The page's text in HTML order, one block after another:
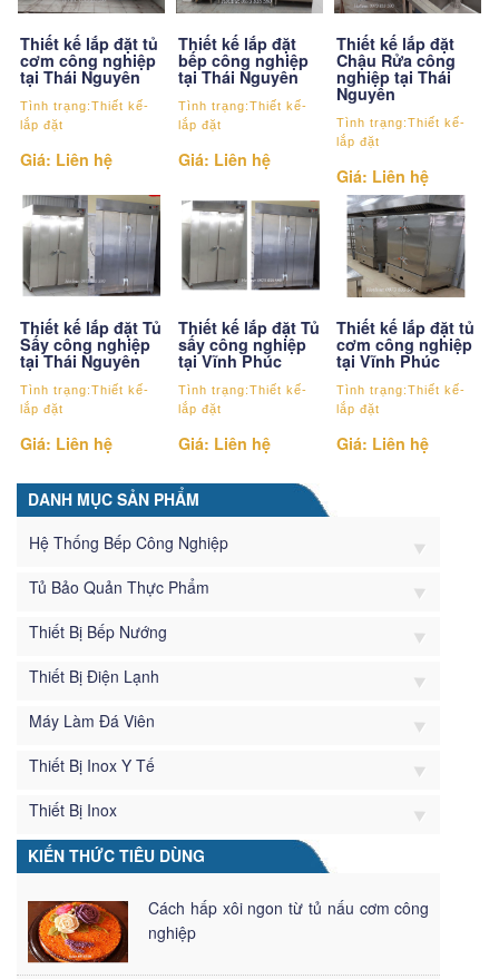
Thiết kế lắp đặt tủ
cơm công nghiệp
tại Thái Nguyên
Tình trạng:Thiết kế-
lắp đặt
Giá: Liên hệ
Thiết kế lắp đặt
bếp công nghiệp
tại Thái Nguyên
Tình trạng:Thiết kế-
lắp đặt
Giá: Liên hệ
Thiết kế lắp đặt
Chậu Rửa công
nghiệp tại Thái
Nguyên
Tình trạng:Thiết kế-
lắp đặt
Giá: Liên hệ
Thiết kế lắp đặt Tủ
Sấy công nghiệp
tại Thái Nguyên
Tình trạng:Thiết kế-
lắp đặt
Giá: Liên hệ
Thiết kế lắp đặt Tủ
sấy công nghiệp
tại Vĩnh Phúc
Tình trạng:Thiết kế-
lắp đặt
Giá: Liên hệ
Thiết kế lắp đặt tủ
cơm công nghiệp
tại Vĩnh Phúc
Tình trạng:Thiết kế-
lắp đặt
Giá: Liên hệ
DANH MỤC SẢN PHẨM
Hệ Thống Bếp Công Nghiệp
Tủ Bảo Quản Thực Phẩm
Thiết Bị Bếp Nướng
Thiết Bị Điện Lạnh
Máy Làm Đá Viên
Thiết Bị Inox Y Tế
Thiết Bị Inox
KIẾN THỨC TIÊU DÙNG
Cách hấp xôi ngon từ tủ nấu cơm công
nghiệp